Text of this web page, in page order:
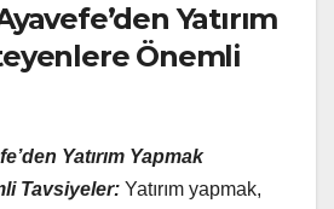
Yatırım
Önemli
Yatırım Yapmak
Tavsiyeler: Yatırım yapmak,